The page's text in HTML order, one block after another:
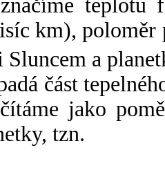
km),
Sluncem a
část
jako
tzn.